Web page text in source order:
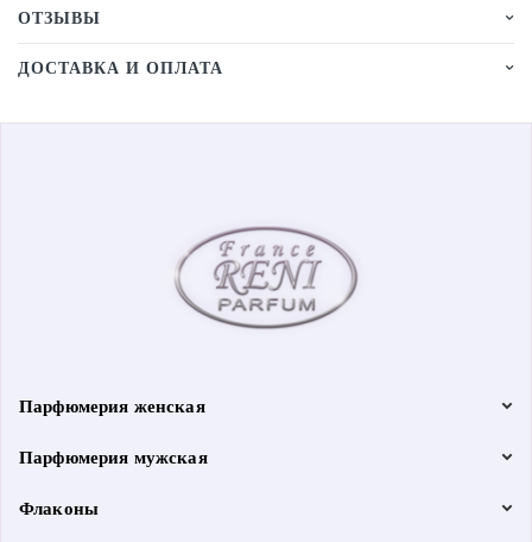
ОТЗЫВЫ
ДОСТАВКА И ОПЛАТА
Парфюмерия женская
Парфюмерия мужская
Флаконы